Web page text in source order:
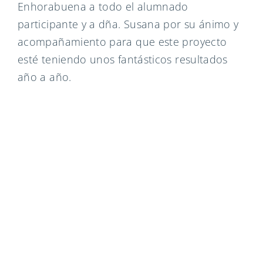
Enhorabuena a todo el alumnado
participante y a dña. Susana por su ánimo y
acompañamiento para que este proyecto
esté teniendo unos fantásticos resultados
año a año.